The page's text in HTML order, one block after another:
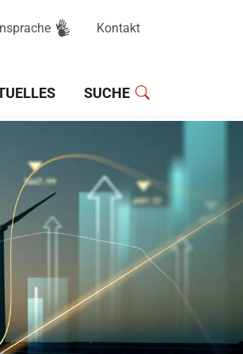
Kontakt
SUCHE